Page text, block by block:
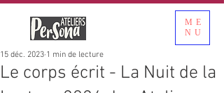
ME
NU
Le corps écrit - La Nuit de la
15 déc. 2023 1 min de lecture